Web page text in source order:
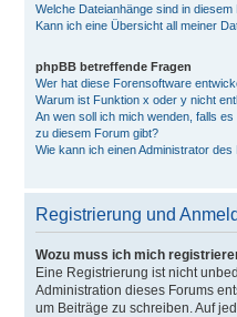
Welche Dateianhänge sind in
Kann ich eine Übersicht all meiner
phpBB betreffende Fragen
Wer hat diese Forensoftware
Warum ist Funktion x oder y nicht
An wen soll ich mich wenden, falls
zu diesem Forum gibt?
Wie kann ich einen Administrator
Registrierung und
Wozu muss ich mich
Eine Registrierung ist nicht
Administration dieses Forums
um Beiträge zu schreiben. Auf